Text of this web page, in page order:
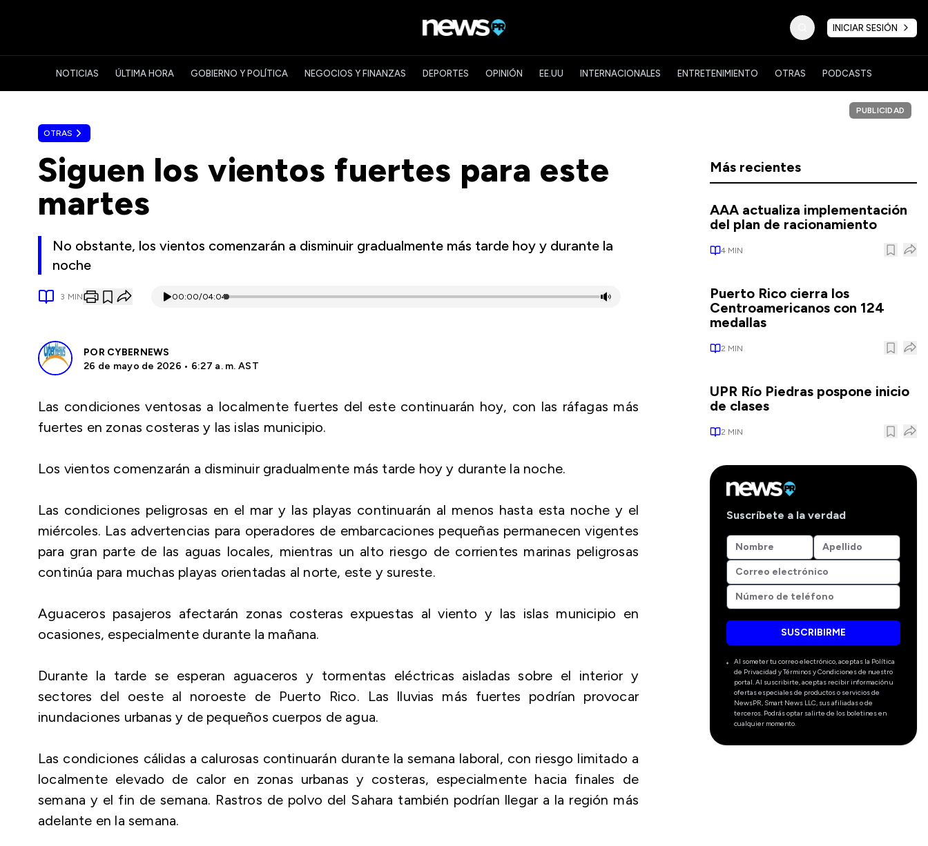
INICIAR SESIÓN
NOTICIAS ÚLTIMA HORA GOBIERNO Y POLÍTICA NEGOCIOS Y FINANZAS DEPORTES OPINIÓN EE.UU INTERNACIONALES ENTRETENIMIENTO OTRAS PODCASTS
OTRAS
Siguen los vientos fuertes para este
martes
No obstante, los vientos comenzarán a disminuir gradualmente más tarde hoy y durante la
noche
3 MIN 00:00/04:04
POR CYBERNEWS
26 de mayo de 2026 • 6:27 a. m. AST
Las condiciones ventosas a localmente fuertes del este continuarán hoy, con las ráfagas más
fuertes en zonas costeras y las islas municipio.
Los vientos comenzarán a disminuir gradualmente más tarde hoy y durante la noche.
Las condiciones peligrosas en el mar y las playas continuarán al menos hasta esta noche y el
miércoles. Las advertencias para operadores de embarcaciones pequeñas permanecen vigentes
para gran parte de las aguas locales, mientras un alto riesgo de corrientes marinas peligrosas
continúa para muchas playas orientadas al norte, este y sureste.
Aguaceros pasajeros afectarán zonas costeras expuestas al viento y las islas municipio en
ocasiones, especialmente durante la mañana.
Durante la tarde se esperan aguaceros y tormentas eléctricas aisladas sobre el interior y
sectores del oeste al noroeste de Puerto Rico. Las lluvias más fuertes podrían provocar
inundaciones urbanas y de pequeños cuerpos de agua.
Las condiciones cálidas a calurosas continuarán durante la semana laboral, con riesgo limitado a
localmente elevado de calor en zonas urbanas y costeras, especialmente hacia finales de
semana y el fin de semana. Rastros de polvo del Sahara también podrían llegar a la región más
adelante en la semana.
PUBLICIDAD
Más recientes
AAA actualiza implementación
del plan de racionamiento
4 MIN
Puerto Rico cierra los
Centroamericanos con 124
medallas
2 MIN
UPR Río Piedras pospone inicio
de clases
2 MIN
Suscríbete a la verdad
SUSCRIBIRME
Al someter tu correo electrónico, aceptas la Política
de Privacidad y Términos y Condiciones de nuestro
portal. Al suscribirte, aceptas recibir información u
ofertas especiales de productos o servicios de
NewsPR, Smart News LLC, sus afiliadas o de
terceros. Podrás optar salirte de los boletines en
cualquier momento.